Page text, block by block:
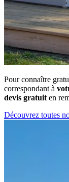
Pour connaître
correspondant à
devis gratuit en
Découvrez toutes